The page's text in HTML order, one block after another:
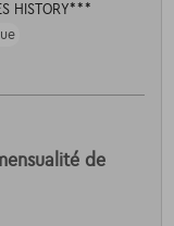
HISTORY***
de